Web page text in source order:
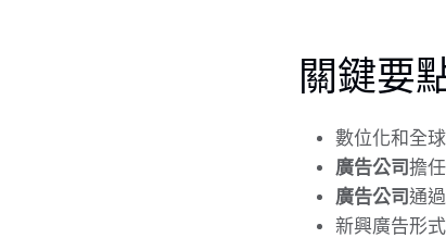
關鍵要
數位化和全
廣告公司擔
廣告公司通
新興廣告形